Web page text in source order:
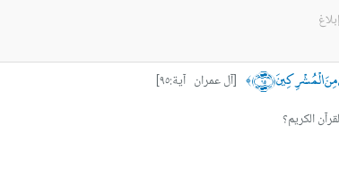
إبلاغ
الْمُشْرِكِينَ ﴿٩٥﴾ ﴾
[آل عمران آية:٩٥]
الكريم؟